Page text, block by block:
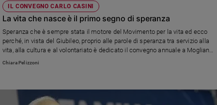
IL CONVEGNO CARLO CASINI
La vita che nasce è il primo segno di speranza
Speranza che è sempre stata il motore del Movimento per la vita ed ecco
perché, in vista del Giubileo, proprio alle parole di speranza tra servizio alla
vita, alla cultura e al volontariato è dedicato il convegno annuale a Mogliano
Veneto. Ad aprire i lavori, la testimonianza intensa e appassionata da
Chiara Pelizzoni